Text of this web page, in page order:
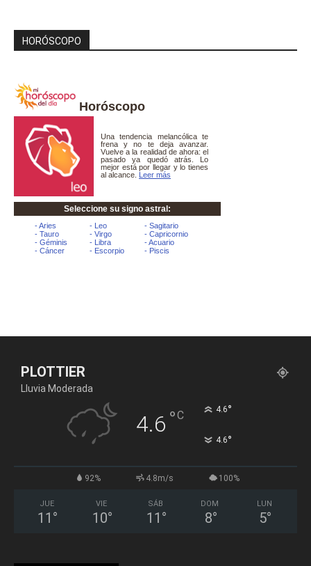
HORÓSCOPO
Horóscopo
PLOTTIER
Lluvia Moderada
4.6 °C 4.6°
4.6°
92% 4.8m/s 100%
JUE
11 °
VIE
10°
SÁB
11 °
DOM
8°
LUN
5°